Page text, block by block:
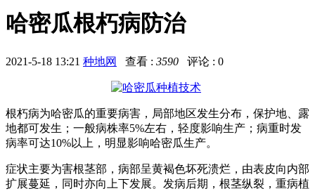
哈密瓜根朽病防治
2021-5-18 13:21 种地网 查看 : 3590 评论 : 0
根朽病为哈密瓜的重要病害，局部地区发生分布，保护地、露
地都可发生；一般病株率5%左右，轻度影响生产；病重时发
病率可达10%以上，明显影响哈密瓜生产。
症状主要为害根茎部，病部呈黄褐色坏死溃烂，由表皮向内部
扩展蔓延，同时亦向上下发展。发病后期，根茎纵裂，重病植